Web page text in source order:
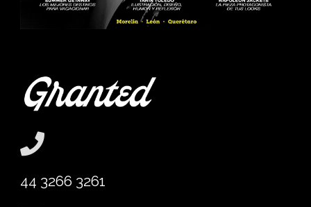
44 3266 3261